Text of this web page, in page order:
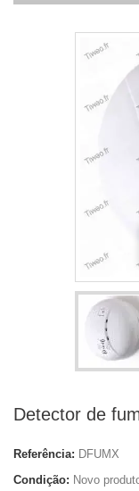
Detector de
Referência: DFUMX
Condição: Novo